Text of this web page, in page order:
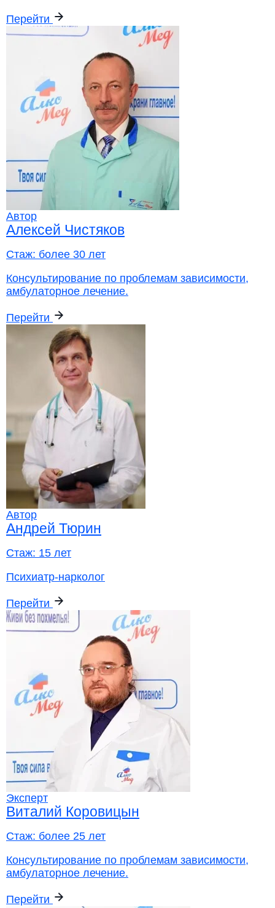
Перейти
Автор
Алексей Чистяков
Стаж: более 30 лет
Консультирование по проблемам зависимости,
амбулаторное лечение.
Перейти
Автор
Андрей Тюрин
Стаж: 15 лет
Психиатр-нарколог
Перейти
Эксперт
Виталий Коровицын
Стаж: более 25 лет
Консультирование по проблемам зависимости,
амбулаторное лечение.
Перейти